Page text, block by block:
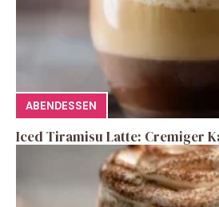
ABENDESSEN
Iced Tiramisu Latte: Cremiger